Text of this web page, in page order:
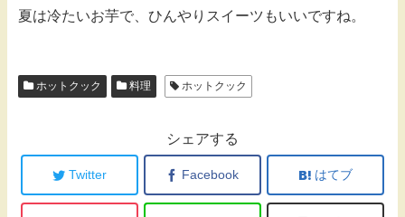
夏は冷たいお芋で、ひんやりスイーツもいいですね。
ホットクック 料理 ホットクック
シェアする
Twitter Facebook はてブ